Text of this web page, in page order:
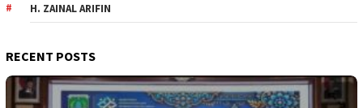
H. ZAINAL ARIFIN
RECENT POSTS